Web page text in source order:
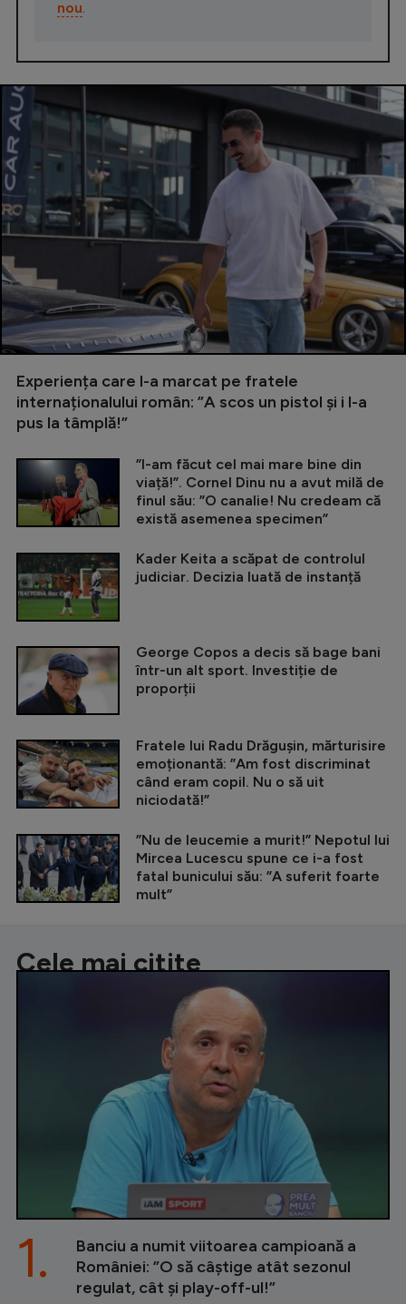
nou
Experiența care l-a marcat pe fratele
internaționalului român: ”A scos un pistol și i l-a
pus la tâmplă!”
”I-am făcut cel mai mare bine din
viață!”. Cornel Dinu nu a avut milă de
finul său: ”O canalie! Nu credeam că
există asemenea specimen”
Kader Keita a scăpat de controlul
judiciar. Decizia luată de instanță
George Copos a decis să bage bani
într-un alt sport. Investiție de
proporții
Fratele lui Radu Drăgușin, mărturisire
emoționantă: ”Am fost discriminat
când eram copil. Nu o să uit
niciodată!”
”Nu de leucemie a murit!” Nepotul lui
Mircea Lucescu spune ce i-a fost
fatal bunicului său: ”A suferit foarte
mult”
Cele mai citite
Banciu a numit viitoarea campioană a
României: ”O să câștige atât sezonul
regulat, cât și play-off-ul!”
1.